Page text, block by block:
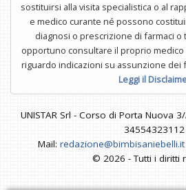
sostituirsi alla visita specialistica o al
e medico curante né possono
diagnosi o prescrizione di farmaci o
opportuno consultare il proprio
riguardo indicazioni su assunzione dei
Leggi il
UNISTAR Srl - Corso di Porta Nuova
34554323112
Mail: redazione@bimbisaniebelli.it
© 2026 - Tutti i diritti